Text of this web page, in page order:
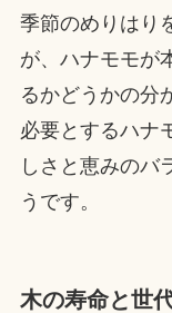
季節のめりはり
が、ハナモモが
るかどうかの分
必要とするハナ
しさと恵みのバ
うです。
木の寿命と世